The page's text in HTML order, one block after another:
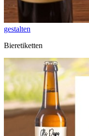
gestalten
Bieretiketten